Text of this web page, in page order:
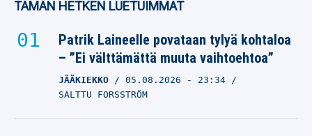
TÄMÄN HETKEN LUETUIMMAT
Patrik Laineelle povataan tylyä kohtaloa
– ”Ei välttämättä muuta vaihtoehtoa”
JÄÄKIEKKO 05.08.2026 - 23:34
SALTTU FORSSTRÖM